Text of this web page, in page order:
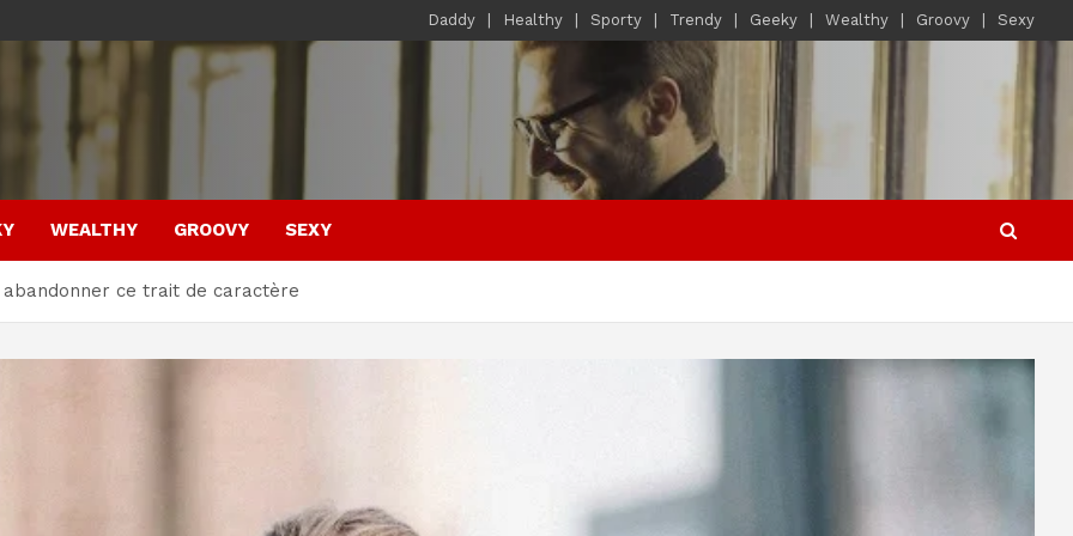
Daddy Healthy Sporty Trendy Geeky Wealthy Groovy Sexy
WEALTHY GROOVY SEXY
ce trait de caractère